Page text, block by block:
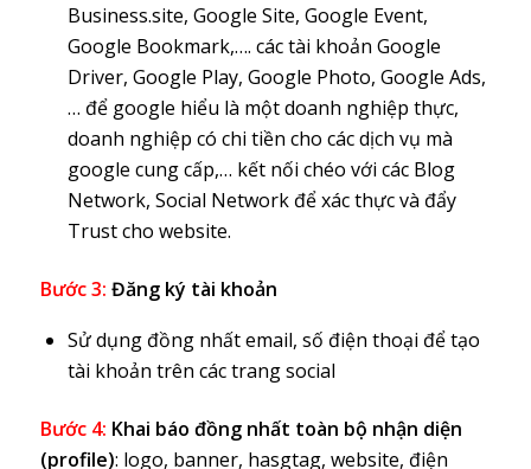
Business.site, Google Site, Google Event,
Google Bookmark,…. các tài khoản Google
Driver, Google Play, Google Photo, Google Ads,
… để google hiểu là một doanh nghiệp thực,
doanh nghiệp có chi tiền cho các dịch vụ mà
google cung cấp,… kết nối chéo với các Blog
Network, Social Network để xác thực và đẩy
Trust cho website.
Bước 3: Đăng ký tài khoản
Sử dụng đồng nhất email, số điện thoại để tạo
tài khoản trên các trang social
Bước 4: Khai báo đồng nhất toàn bộ nhận diện
(profile): logo, banner, hasgtag, website, điện